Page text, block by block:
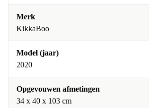
Merk
KikkaBoo
Model (jaar)
2020
Opgevouwen afmetingen
34 x 40 x 103 cm